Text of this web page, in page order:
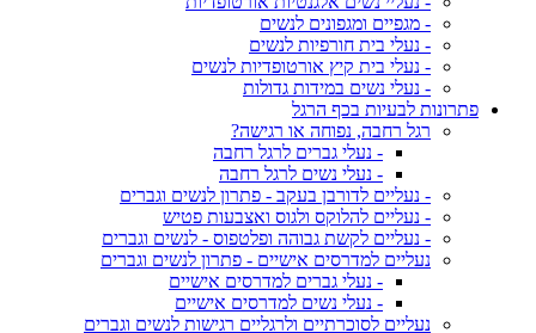
- מגפיים ומגפונים לנשים
- נעלי בית חורפיות לנשים
- נעלי בית קיץ אורטופדיות לנשים
- נעלי נשים במידות גדולות
פתרונות לבעיות בכף הרגל
רגל רחבה, נפוחה או רגישה?
- נעלי גברים לרגל רחבה
- נעלי נשים לרגל רחבה
- נעליים לדורבן בעקב - פתרון לנשים וגברים
- נעליים להלוקס ולגוס ואצבעות פטיש
- נעליים לקשת גבוהה ופלטפוס - לנשים וגברים
נעליים למדרסים אישיים - פתרון לנשים וגברים
- נעלי גברים למדרסים אישיים
- נעלי נשים למדרסים אישיים
נעליים לסוכרתיים ולרגליים רגישות לנשים וגברים